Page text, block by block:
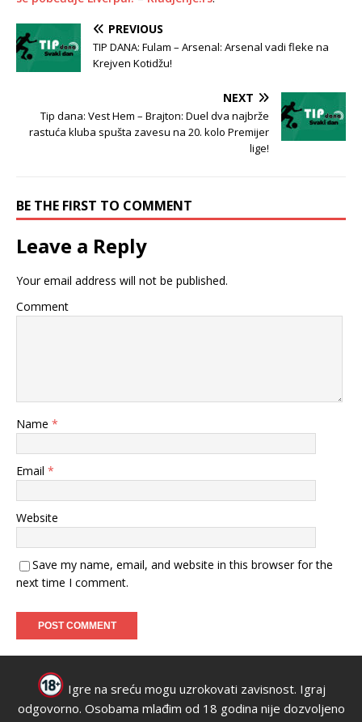
PREVIOUS
TIP DANA: Fulam – Arsenal: Arsenal vadi fleke na
Krejven Kotidžu!
NEXT
Tip dana: Vest Hem – Brajton: Duel dva najbrže
rastuća kluba spušta zavesu na 20. kolo Premijer
lige!
BE THE FIRST TO COMMENT
Leave a Reply
Your email address will not be published.
Comment
Name *
Email *
Website
Save my name, email, and website in this browser for the
next time I comment.
Igre na sreću mogu uzrokovati zavisnost. Igraj
odgovorno. Osobama mlađim od 18 godina nije dozvoljeno